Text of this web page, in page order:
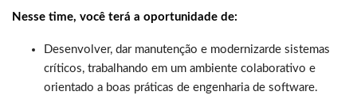
Nesse time, você terá a oportunidade de:
Desenvolver, dar manutenção e modernizarde sistemas
críticos, trabalhando em um ambiente colaborativo e
orientado a boas práticas de engenharia de software.